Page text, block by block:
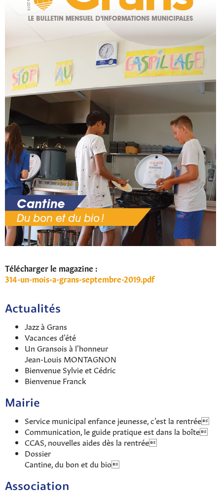
Télécharger le magazine :
314-un-mois-a-grans-septembre-2019.pdf
Actualités
Jazz à Grans
Vacances d’été
Un Gransois à l’honneur
Jean-Louis MONTAGNON
Bienvenue Sylvie et Cédric
Bienvenue Franck
Mairie
Service municipal enfance jeunesse, c’est la rentrée
Communication, le guide pratique est dans la boîte
CCAS, nouvelles aides dès la rentrée
Dossier
Cantine, du bon et du bio
Association